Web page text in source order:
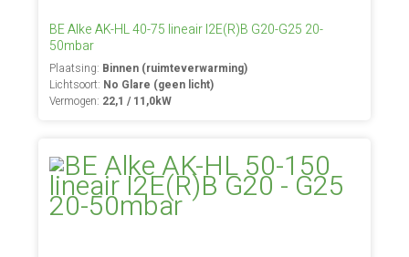
BE Alke AK-HL 40-75 lineair I2E(R)B G20-G25 20-
50mbar
Plaatsing: Binnen (ruimteverwarming)
Lichtsoort: No Glare (geen licht)
Vermogen: 22,1 / 11,0kW